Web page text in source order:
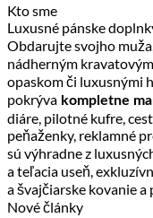
Kto sme
Luxusné pánske
Obdarujte svojho
nádherným
opaskom či luxusnými
pokrýva kompletne
diáre, pilotné kufre,
peňaženky, reklamné
sú výhradne z
a teľacia useň,
a švajčiarske kovanie
Nové články